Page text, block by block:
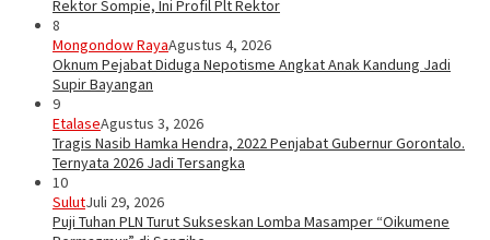
Rektor Sompie, Ini Profil Plt Rektor
8
Mongondow RayaAgustus 4, 2026
Oknum Pejabat Diduga Nepotisme Angkat Anak Kandung Jadi
Supir Bayangan
9
EtalaseAgustus 3, 2026
Tragis Nasib Hamka Hendra, 2022 Penjabat Gubernur Gorontalo.
Ternyata 2026 Jadi Tersangka
10
SulutJuli 29, 2026
Puji Tuhan PLN Turut Sukseskan Lomba Masamper “Oikumene